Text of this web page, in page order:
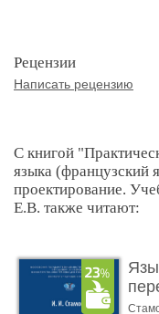
Рецензии
Написать рецензию
С книгой
языка (французский
проектирование.
Е.В. также читают: